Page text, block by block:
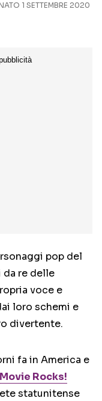
1 SETTEMBRE 2020
pop del
re delle
voce e
loro schemi e
divertente.
fa in America e
Movie Rocks!
statunitense